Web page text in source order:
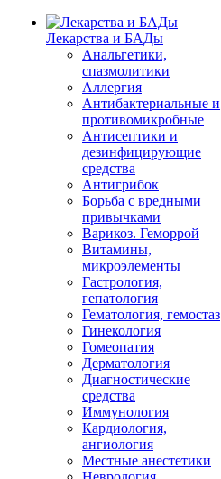
Лекарства и БАДы
Анальгетики,
спазмолитики
Аллергия
Антибактериальные и
противомикробные
Антисептики и
дезинфицирующие
средства
Антигрибок
Борьба с вредными
привычками
Варикоз. Геморрой
Витамины,
микроэлементы
Гастрология,
гепатология
Гематология, гемостаз
Гинекология
Гомеопатия
Дерматология
Диагностические
средства
Иммунология
Кардиология,
ангиология
Местные анестетики